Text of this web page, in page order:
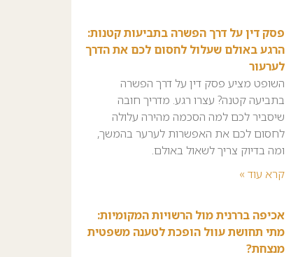
פסק דין על דרך הפשרה בתביעות קטנות:
הרגע באולם שעלול לחסום לכם את הדרך
לערעור
השופט מציע פסק דין על דרך הפשרה
בתביעה קטנה? עצרו רגע. מדריך חובה
שיסביר לכם למה הסכמה מהירה עלולה
לחסום לכם את האפשרות לערער בהמשך,
ומה בדיוק צריך לשאול באולם.
קרא עוד »
אכיפה בררנית מול הרשויות המקומיות:
מתי תחושת עוול הופכת לטענה משפטית
מנצחת?